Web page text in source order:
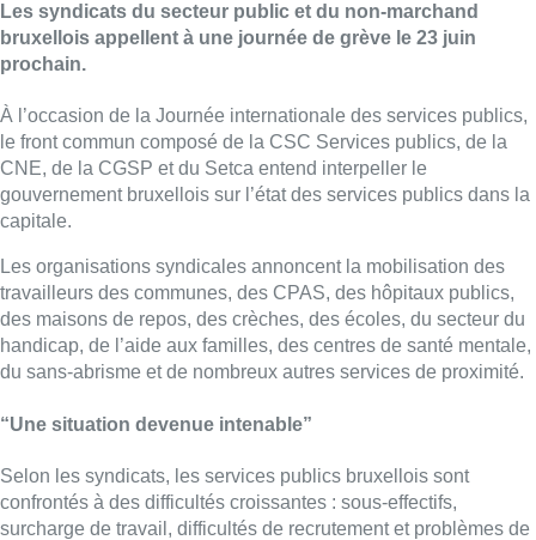
Les syndicats du secteur public et du non-marchand
bruxellois appellent à une journée de grève le 23 juin
prochain.
À l’occasion de la Journée internationale des services publics,
le front commun composé de la CSC Services publics, de la
CNE, de la CGSP et du Setca entend interpeller le
gouvernement bruxellois sur l’état des services publics dans la
capitale.
Les organisations syndicales annoncent la mobilisation des
travailleurs des communes, des CPAS, des hôpitaux publics,
des maisons de repos, des crèches, des écoles, du secteur du
handicap, de l’aide aux familles, des centres de santé mentale,
du sans-abrisme et de nombreux autres services de proximité.
“Une situation devenue intenable”
Selon les syndicats, les services publics bruxellois sont
confrontés à des difficultés croissantes : sous-effectifs,
surcharge de travail, difficultés de recrutement et problèmes de